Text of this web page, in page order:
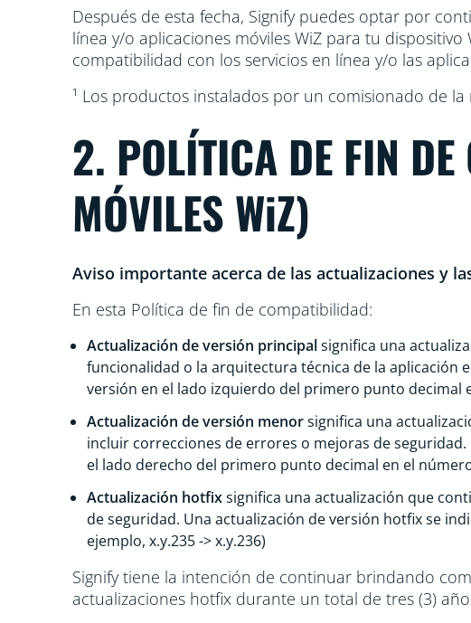
Después de esta fecha, Signify puedes optar por
línea y/o aplicaciones móviles WiZ para tu
compatibilidad con los servicios en línea y/o las
¹ Los productos instalados por un comisionado de
2. POLÍTICA DE FIN
MÓVILES WiZ)
Aviso importante acerca de las actualizaciones y
En esta Política de fin de compatibilidad:
Actualización de versión principalsignifica una
funcionalidad o la arquitectura técnica de la aplicación
versión en el lado izquierdo del primero punto decimal
Actualización de versión menorsignifica una
incluir correcciones de errores o mejoras de
el lado derecho del primero punto decimal en el
Actualización hotfixsignifica una actualización que
de seguridad. Una actualización de versión hotfix se
ejemplo, x.y.235 -> x.y.236)
Signify tiene la intención de continuar brindando
actualizaciones hotfix durante un total de tres (3)